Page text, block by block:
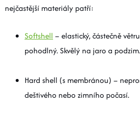
nejčastější materiály patří:
Softshell – elastický, částečně
pohodlný. Skvělý na jaro a podzim.
Hard shell (s membránou) –
deštivého nebo zimního počasí.